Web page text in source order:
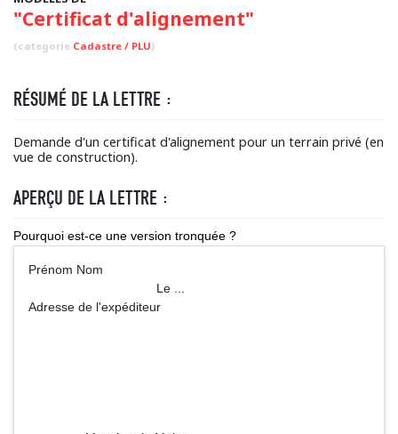
"Certificat d'alignement"
(categorie Cadastre / PLU)
RÉSUMÉ DE LA LETTRE :
Demande d'un certificat d'alignement pour un terrain privé (en
vue de construction).
APERÇU DE LA LETTRE :
Pourquoi est-ce une version tronquée ?
Prénom Nom
Le ...
Adresse de l'expéditeur